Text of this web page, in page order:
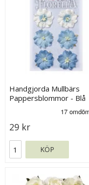
Handgjorda Mullbärs
Pappersblommor - Blå
Nyanser - 35 mm
29 kr
KÖP